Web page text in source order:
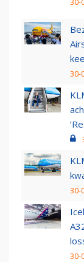
30-
30-
30-